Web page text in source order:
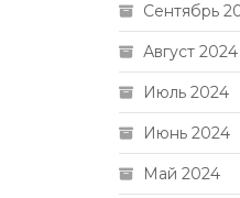
Сентябрь
Август 2024
Июль 2024
Июнь 2024
Май 2024